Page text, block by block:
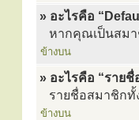
» อะไรคือ
หากคุณเป็นสมา
ข้างบน
» อะไรคือ “ราย
รายชื่อสมาชิกทั้
ข้างบน